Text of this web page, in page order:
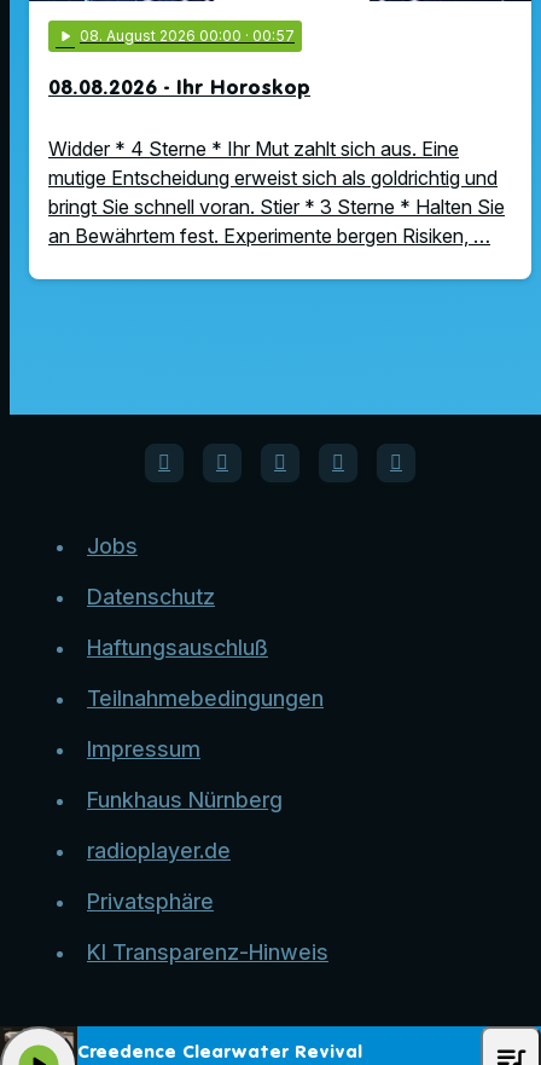
play_arrow 08. August 2026 00:00 · 00:57
08.08.2026 - Ihr Horoskop
Widder * 4 Sterne * Ihr Mut zahlt sich aus. Eine
mutige Entscheidung erweist sich als goldrichtig und
bringt Sie schnell voran. Stier * 3 Sterne * Halten Sie
an Bewährtem fest. Experimente bergen Risiken, …
Jobs
Datenschutz
Haftungsauschluß
Teilnahmebedingungen
Impressum
Funkhaus Nürnberg
radioplayer.de
Privatsphäre
KI Transparenz-Hinweis
Creedence Clearwater Revival